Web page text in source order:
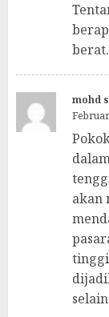
mohd
akan